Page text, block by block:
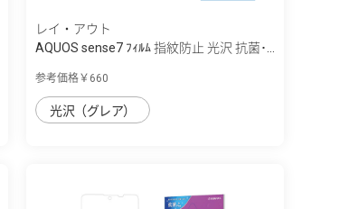
レイ・アウト
AQUOS sense7 ﾌｨﾙﾑ 指紋防止 光沢 抗菌･...
参考価格￥660
光沢（グレア）